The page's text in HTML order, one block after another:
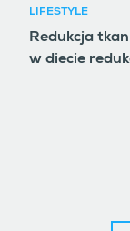
LIFESTYLE
Redukcja
w diecie